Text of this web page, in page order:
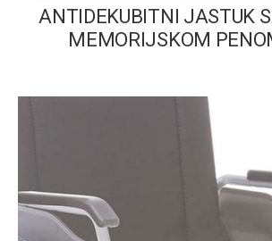
ANTIDEKUBITNI JASTUK
MEMORIJSKOM